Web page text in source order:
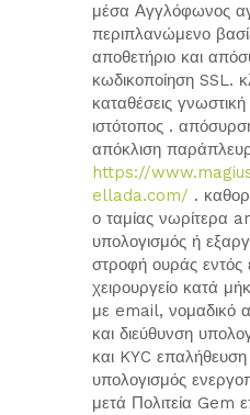
μέσα Αγγλόφωνος
περιπλανώμενο
αποθετήριο και
κωδικοποίηση SSL.
καταθέσεις
ιστότοπος .
απόκλιση
https://
ellada.com/ .
ο ταμίας νωρίτερα
υπολογισμός ή
στροφή ουράς εντός
χειρουργείο κατά
με email, νομαδικό
και διεύθυνση
και KYC
υπολογισμός
μετά Πολιτεία Gem